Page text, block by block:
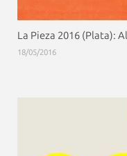
La Pieza 2016 (Plata):
18/05/2016